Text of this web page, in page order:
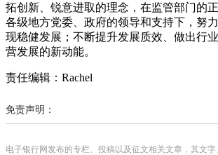
拓创新、锐意进取的理念，在监管部门的
各级地方党委、政府的领导和支持下，努
现稳健发展；不断提升发展质效、做出行
营发展的新动能。
责任编辑：Rachel
免责声明：
电子银行网发布的专栏、投稿以及征文相关文章，其文